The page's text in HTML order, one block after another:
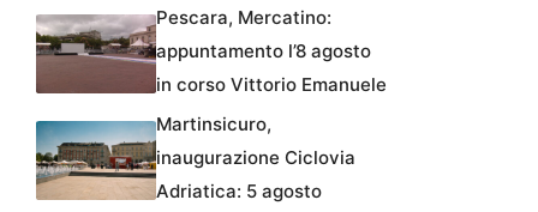
Pescara, Mercatino:
appuntamento l’8 agosto
in corso Vittorio Emanuele
Martinsicuro,
inaugurazione Ciclovia
Adriatica: 5 agosto